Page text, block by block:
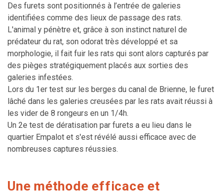
Des furets sont positionnés à l’entrée de galeries
identifiées comme des lieux de passage des rats.
L'animal y pénètre et, grâce à son instinct naturel de
prédateur du rat, son odorat très développé et sa
morphologie, il fait fuir les rats qui sont alors capturés par
des pièges stratégiquement placés aux sorties des
galeries infestées.
Lors du 1er test sur les berges du canal de Brienne, le furet
lâché dans les galeries creusées par les rats avait réussi à
les vider de 8 rongeurs en un 1/4h.
Un 2e test de dératisation par furets a eu lieu dans le
quartier Empalot et s'est révélé aussi efficace avec de
nombreuses captures réussies.
Une méthode efficace et